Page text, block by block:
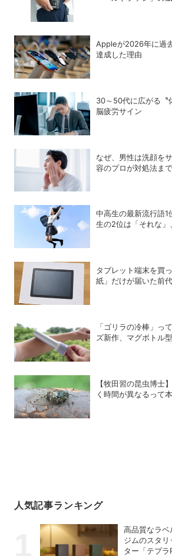
Appleが2026年に過
達成した理由
30～50代に広がる〝
脳疲労サイン
なぜ、男性は洗顔を
容のプロが対処法ま
中高生の最新流行語
生の2位は「それな」
タブレット端末を買
紙」だけが届いた前
「ゴリラの冷棒」っ
ズ新作、マグボトル
【牧田習の昆虫博士
く時間が異なるって
人気記事ランキング
高品質なラ
ジムのスタ
ター「テプラ